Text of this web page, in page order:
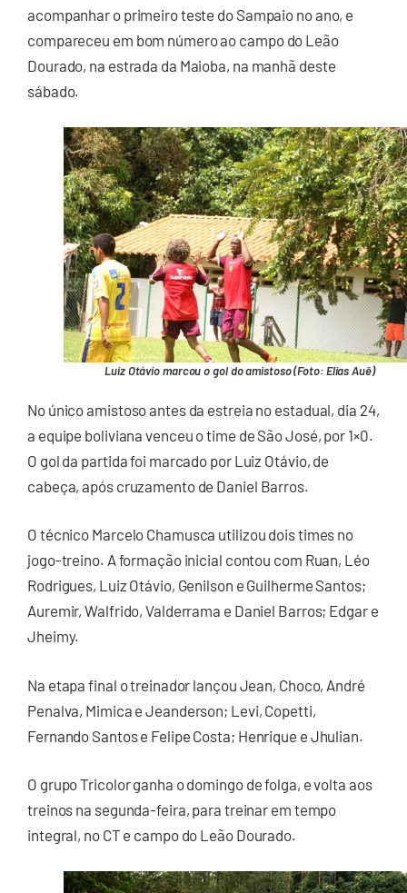
acompanhar o primeiro teste do Sampaio no ano, e
compareceu em bom número ao campo do Leão
Dourado, na estrada da Maioba, na manhã deste
sábado.
Luiz Otávio marcou o gol do amistoso (Foto: Elias Auê)
No único amistoso antes da estreia no estadual, dia 24,
a equipe boliviana venceu o time de São José, por 1×0.
O gol da partida foi marcado por Luiz Otávio, de
cabeça, após cruzamento de Daniel Barros.
O técnico Marcelo Chamusca utilizou dois times no
jogo-treino. A formação inicial contou com Ruan, Léo
Rodrigues, Luiz Otávio, Genilson e Guilherme Santos;
Auremir, Walfrido, Valderrama e Daniel Barros; Edgar e
Jheimy.
Na etapa final o treinador lançou Jean, Choco, André
Penalva, Mimica e Jeanderson; Levi, Copetti,
Fernando Santos e Felipe Costa; Henrique e Jhulian.
O grupo Tricolor ganha o domingo de folga, e volta aos
treinos na segunda-feira, para treinar em tempo
integral, no CT e campo do Leão Dourado.